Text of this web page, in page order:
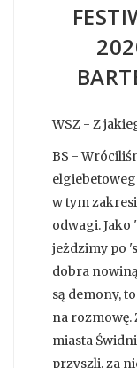
WSZ - Z
BS -
w tym
odwagi.
jeżdzimy po
dobra
są demony,
na
miasta
przyszli, za